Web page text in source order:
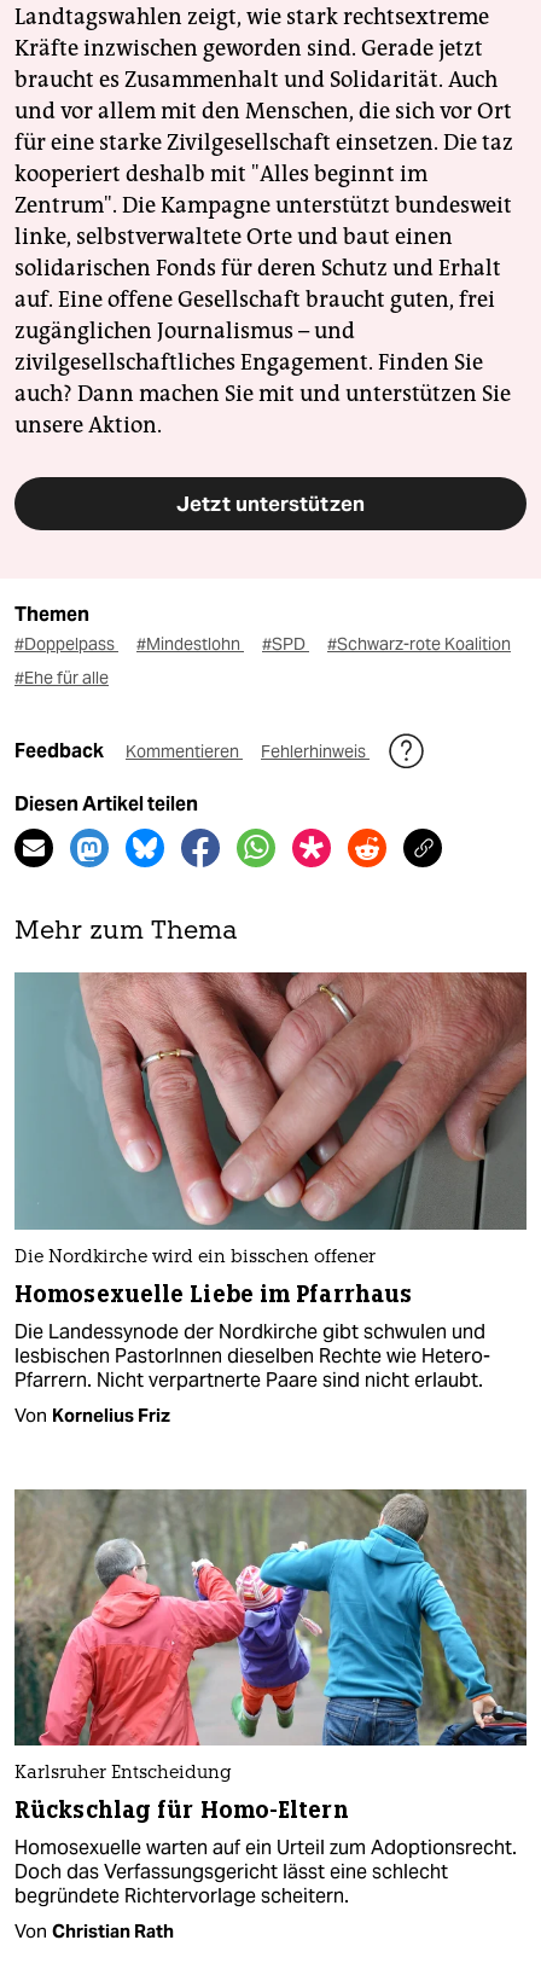
Landtagswahlen zeigt, wie stark rechtsextreme
Kräfte inzwischen geworden sind. Gerade jetzt
braucht es Zusammenhalt und Solidarität. Auch
und vor allem mit den Menschen, die sich vor Ort
für eine starke Zivilgesellschaft einsetzen. Die taz
kooperiert deshalb mit "Alles beginnt im
Zentrum". Die Kampagne unterstützt bundesweit
linke, selbstverwaltete Orte und baut einen
solidarischen Fonds für deren Schutz und Erhalt
auf. Eine offene Gesellschaft braucht guten, frei
zugänglichen Journalismus – und
zivilgesellschaftliches Engagement. Finden Sie
auch? Dann machen Sie mit und unterstützen Sie
unsere Aktion.
Jetzt unterstützen
Themen
#Doppelpass #Mindestlohn #SPD
#Schwarz-rote Koalition
#Ehe für alle
Feedback Kommentieren Fehlerhinweis
Diesen Artikel teilen
Mehr zum Thema
Die Nordkirche wird ein bisschen offener
Homosexuelle Liebe im Pfarrhaus
Die Landessynode der Nordkirche gibt schwulen und
lesbischen PastorInnen dieselben Rechte wie Hetero-
Pfarrern. Nicht verpartnerte Paare sind nicht erlaubt.
Von Kornelius Friz
Karlsruher Entscheidung
Rückschlag für Homo-Eltern
Homosexuelle warten auf ein Urteil zum Adoptionsrecht.
Doch das Verfassungsgericht lässt eine schlecht
begründete Richtervorlage scheitern.
Von Christian Rath